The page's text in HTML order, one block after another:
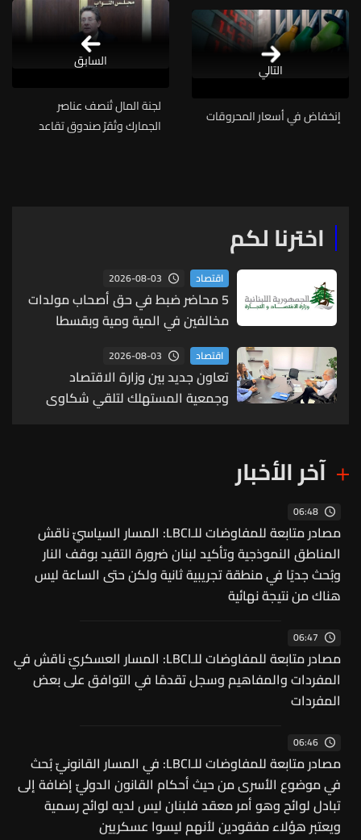
التالي
إنخفاض في أسعار المحروقات
لجنة المال تُنصف عناصر
الجمارك وتُقرّ صندوق تقاعد
السابق
اخترنا لكم
اقتصاد 2026-08-03
5 محاضر ضبط في حق أصحاب مولدات
مخالفين في المية ومية وبقسطا
والهلالية وصيدا الدكرمان
اقتصاد 2026-08-03
تعاون جديد بين وزارة الاقتصاد
وجمعية المستهلك لتلقي شكاوى
آخر الأخبار
06:48
مصادر متابعة للمفاوضات للـLBCI: المسار السياسيّ ناقش
المناطق النموذجية وتأكيد لبنان ضرورة التقيد بوقف النار
وبُحث جديًا في منطقة تجريبية ثانية ولكن حتى الساعة ليس
هناك من نتيجة نهائية
06:47
مصادر متابعة للمفاوضات للـLBCI: المسار العسكريّ ناقش في
المفردات والمفاهيم وسجل تقدمًا في التوافق على بعض
المفردات
06:46
مصادر متابعة للمفاوضات للـLBCI: في المسار القانونيّ بُحث
في موضوع الأسرى من حيث أحكام القانون الدوليّ إضافة إلى
تبادل لوائح وهو أمر معقد فلبنان ليس لديه لوائح رسمية
ويعتبر هؤلاء مفقودين لأنهم ليسوا عسكريين